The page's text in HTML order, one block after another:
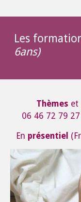
Les
6ans)
Thèmes et
06 46 72 79
En présentiel